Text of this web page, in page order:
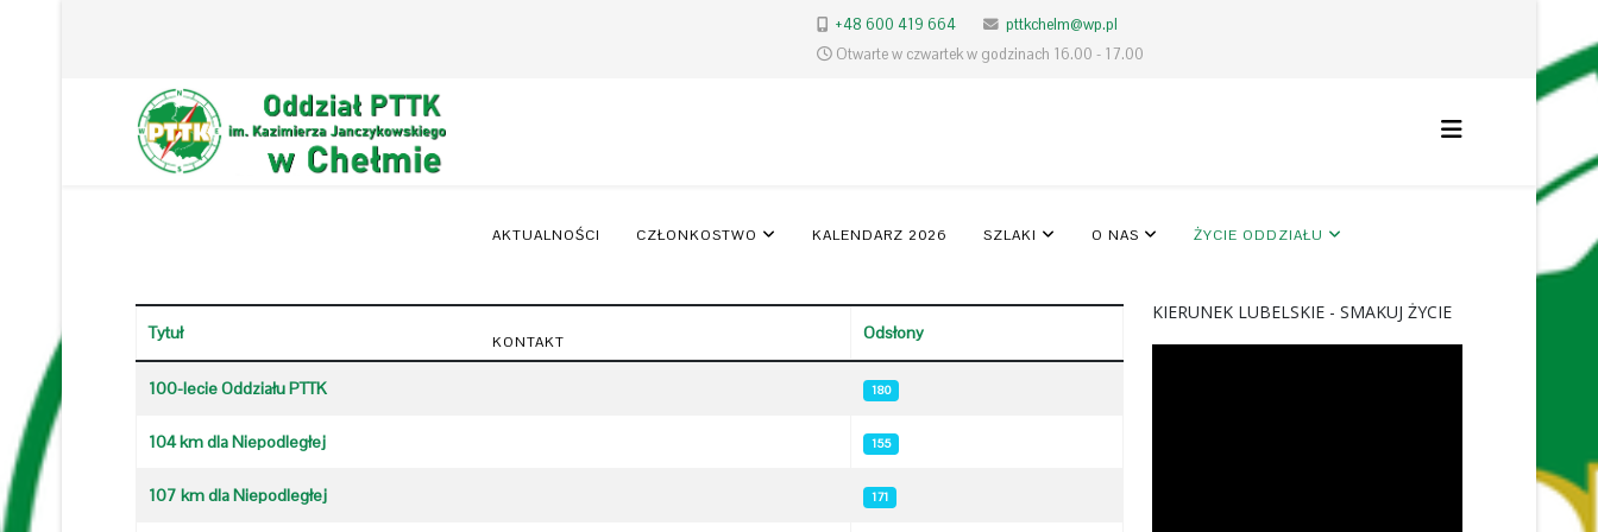
+48 600 419 664
pttkchelm@wp.pl
Otwarte w czwartek w godzinach 16.00 - 17.00
AKTUALNOŚCI CZŁONKOSTWO KALENDARZ 2026 SZLAKI O NAS ŻYCIE ODDZIAŁU
KONTAKT
Tytuł Odsłony
100-lecie Oddziału PTTK 180
104 km dla Niepodległej 155
107 km dla Niepodległej 171
KIERUNEK LUBELSKIE - SMAKUJ ŻYCIE